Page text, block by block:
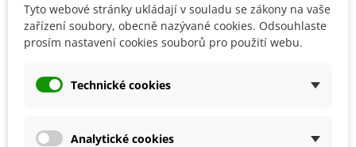
SOUVISEJÍCÍ PRODUKTY
Tyto webové stránky ukládají v souladu se zákony na vaše
zařízení soubory, obecně nazývané cookies. Odsouhlaste
prosím nastavení cookies souborů pro použití webu.
Technické cookies
Analytické cookies